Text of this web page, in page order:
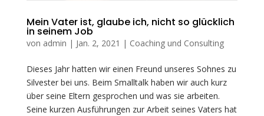
Mein Vater ist, glaube ich, nicht so glücklich
in seinem Job
von admin | Jan. 2, 2021 | Coaching und Consulting
Dieses Jahr hatten wir einen Freund unseres Sohnes zu
Silvester bei uns. Beim Smalltalk haben wir auch kurz
über seine Eltern gesprochen und was sie arbeiten.
Seine kurzen Ausführungen zur Arbeit seines Vaters hat